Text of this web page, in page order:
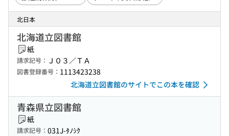
北日本
北海道立図書館
紙
請求記号： Ｊ０３／ＴＡ
図書登録番号： 1113423238
北海道立図書館のサイトでこの本を確認
青森県立図書館
紙
請求記号： 031J-ﾀﾉｼｸ